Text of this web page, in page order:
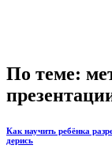
По теме:
Как научить ребёнка
дерись